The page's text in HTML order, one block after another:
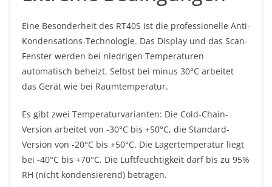
Eine Besonderheit des RT40S ist die professionelle Anti-
Kondensations-Technologie. Das Display und das Scan-
Fenster werden bei niedrigen Temperaturen
automatisch beheizt. Selbst bei minus 30°C arbeitet
das Gerät wie bei Raumtemperatur.
Es gibt zwei Temperaturvarianten: Die Cold-Chain-
Version arbeitet von -30°C bis +50°C, die Standard-
Version von -20°C bis +50°C. Die Lagertemperatur liegt
bei -40°C bis +70°C. Die Luftfeuchtigkeit darf bis zu 95%
RH (nicht kondensierend) betragen.